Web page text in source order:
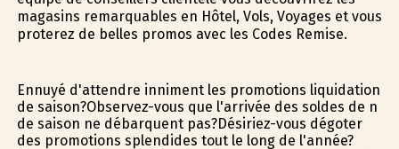
magasins remarquables en Hôtel, Vols, Voyages et vous
profiterez de belles promos avec les Codes Remise.
Ennuyé d'attendre infiniment les promotions liquidation
de saison?Observez-vous que l'arrivée des soldes de fin
de saison ne débarquent pas?Désiriez-vous dégoter
des promotions splendides tout le long de l'année?